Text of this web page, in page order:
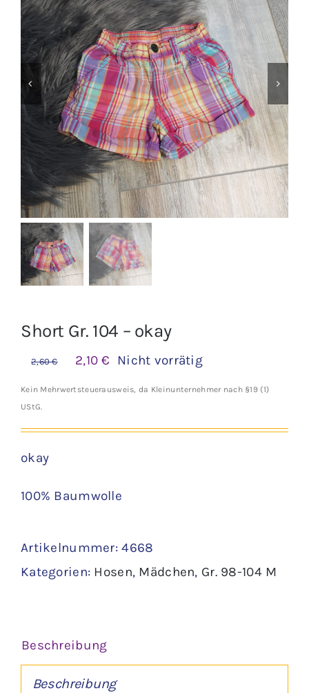
Jungen
Mädchen
Accesoires
Schuhe / Socken
Spielzeug
Babyausstattung
Krims Krams
Short Gr. 104 – okay
2,60€
Ursprünglicher
Preis
2,60 €
2,10€ Aktueller
Preis
2,10 €.
Nicht vorrätig
Kein Mehrwertsteuerausweis, da Kleinunternehmer nach §19 (1)
UStG.
okay
100% Baumwolle
Artikelnummer:4668
Kategorien: Hosen, Mädchen, Gr. 98-104 M
Beschreibung
Beschreibung